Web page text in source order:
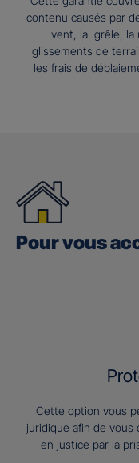
contenu causés par
vent, la grêle, la
glissements de
les frais de
Pour vous
Cette option vous
juridique afin de vous
en justice par la